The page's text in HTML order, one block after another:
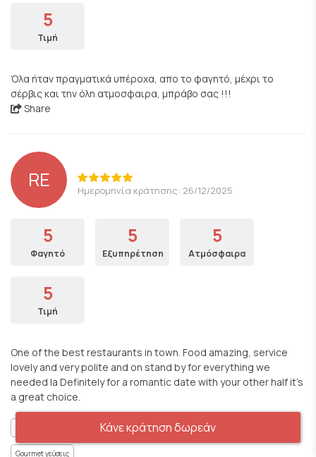
5
Τιμή
Όλα ήταν πραγματικά υπέροχα, απο το φαγητό, μέχρι το
σέρβις και την όλη ατμοσφαιρα, μπράβο σας !!!
Share
RE Ημερομηνία κράτησης: 26/12/2025
5
Φαγητό
5
Εξυπηρέτηση
5
Ατμόσφαιρα
5
Τιμή
One of the best restaurants in town. Food amazing, service
lovely and very polite and on stand by for everything we
needed la Definitely for a romantic date with your other half it’s
a great choice.
Ρομαντικό Περιβάλλον Για κουβεντούλα
Gourmet γεύσεις
Κάνε κράτηση δωρεάν